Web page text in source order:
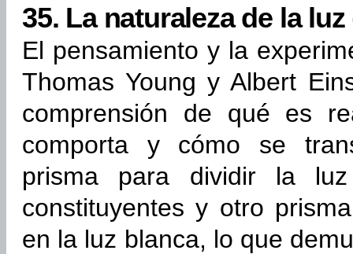
35. La naturaleza de la
El pensamiento y la
Thomas Young y Albert
comprensión de qué es
comporta y cómo se
prisma para dividir la
constituyentes y otro
en la luz blanca, lo que